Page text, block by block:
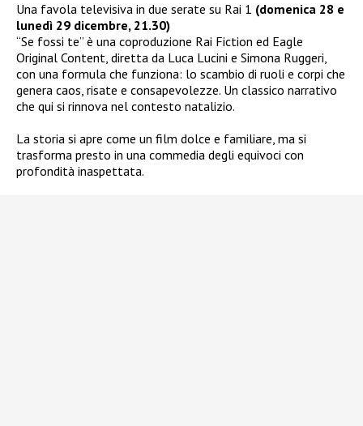
Una favola televisiva in due serate su Rai 1 (domenica 28 e
lunedì 29 dicembre, 21.30)
“Se fossi te” è una coproduzione Rai Fiction ed Eagle
Original Content, diretta da Luca Lucini e Simona Ruggeri,
con una formula che funziona: lo scambio di ruoli e corpi che
genera caos, risate e consapevolezze. Un classico narrativo
che qui si rinnova nel contesto natalizio.
La storia si apre come un film dolce e familiare, ma si
trasforma presto in una commedia degli equivoci con
profondità inaspettata.